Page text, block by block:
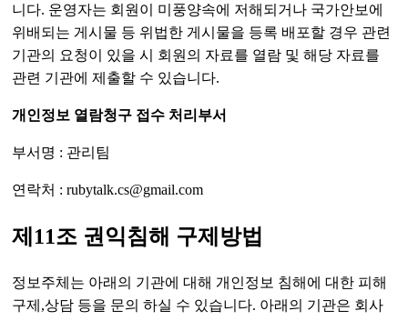
니다. 운영자는 회원이 미풍양속에 저해되거나 국가안보에
위배되는 게시물 등 위법한 게시물을 등록 배포할 경우 관련
기관의 요청이 있을 시 회원의 자료를 열람 및 해당 자료를
관련 기관에 제출할 수 있습니다.
개인정보 열람청구 접수 처리부서
부서명 : 관리팀
연락처 : rubytalk.cs@gmail.com
제11조 권익침해 구제방법
정보주체는 아래의 기관에 대해 개인정보 침해에 대한 피해
구제,상담 등을 문의 하실 수 있습니다. 아래의 기관은 회사